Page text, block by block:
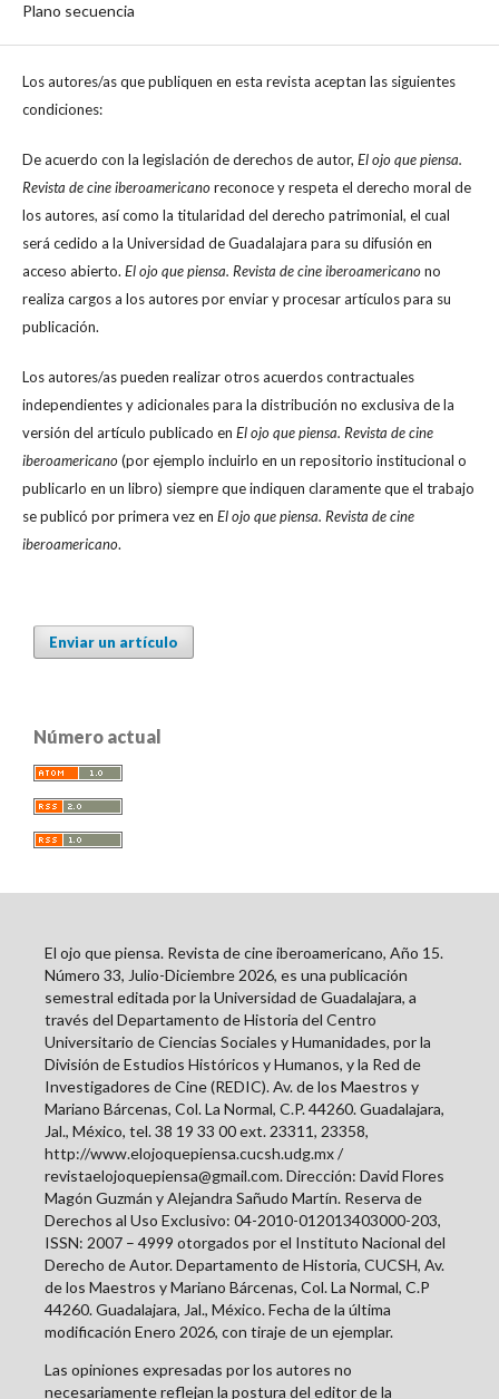
Plano secuencia
Los autores/as que publiquen en esta revista aceptan las siguientes
condiciones:
De acuerdo con la legislación de derechos de autor, El ojo que piensa.
Revista de cine iberoamericanoreconoce y respeta el derecho moral de
los autores, así como la titularidad del derecho patrimonial, el cual
será cedido a la Universidad de Guadalajara para su difusión en
acceso abierto. El ojo que piensa. Revista de cine iberoamericanono
realiza cargos a los autores por enviar y procesar artículos para su
publicación.
Los autores/as pueden realizar otros acuerdos contractuales
independientes y adicionales para la distribución no exclusiva de la
versión del artículo publicado en El ojo que piensa. Revista de cine
iberoamericano(por ejemplo incluirlo en un repositorio institucional o
publicarlo en un libro) siempre que indiquen claramente que el trabajo
se publicó por primera vez en El ojo que piensa. Revista de cine
iberoamericano.
Enviar un artículo
Número actual
El ojo que piensa. Revista de cine iberoamericano, Año 15.
Número 33, Julio-Diciembre 2026, es una publicación
semestral editada por la Universidad de Guadalajara, a
través del Departamento de Historia del Centro
Universitario de Ciencias Sociales y Humanidades, por la
División de Estudios Históricos y Humanos, y la Red de
Investigadores de Cine (REDIC). Av. de los Maestros y
Mariano Bárcenas, Col. La Normal, C.P. 44260. Guadalajara,
Jal., México, tel. 38 19 33 00 ext. 23311, 23358,
http://www.elojoquepiensa.cucsh.udg.mx /
revistaelojoquepiensa@gmail.com. Dirección: David Flores
Magón Guzmán y Alejandra Sañudo Martín. Reserva de
Derechos al Uso Exclusivo: 04-2010-012013403000-203,
ISSN: 2007 – 4999 otorgados por el Instituto Nacional del
Derecho de Autor. Departamento de Historia, CUCSH, Av.
de los Maestros y Mariano Bárcenas, Col. La Normal, C.P
44260. Guadalajara, Jal., México. Fecha de la última
modificación Enero 2026, con tiraje de un ejemplar.
Las opiniones expresadas por los autores no
necesariamente reflejan la postura del editor de la